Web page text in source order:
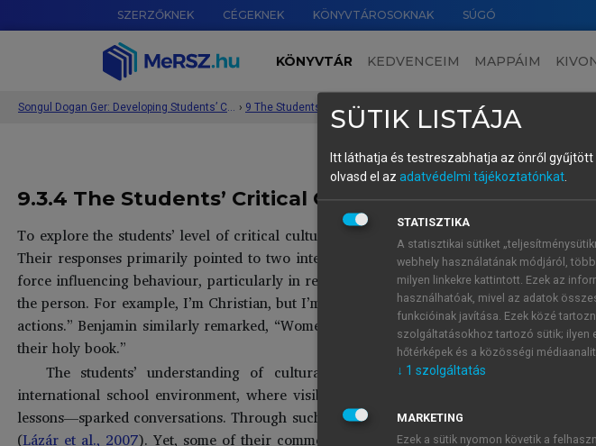
SZERZŐKNEK CÉGEKNEK KÖNYVTÁROSOKNAK SÚGÓ
KÖNYVTÁR KEDVENCEIM MAPPÁIM
Songul Dogan Ger: Developing Students’ Cultural Diversity Awareness and Intercultural Communicative Competence in English Classes › 9 The Students’ Views About the Development of their Cultural Diversity Awareness and Intercultural Communicative Competence – Data Source 5: Interviews with the Students › 9.3 Findings 9.3.4
9.3.4 The Students’ Critical Cultural Awareness/
To explore the students’ level of critical cultural awareness, I asked what they thought
Their responses primarily pointed to two interrelated factors: religion and history.
force influencing behaviour, particularly in relation to gender norms. Pierre explained,
the person. For example, I’m Christian, but I’m not very religious. Some Muslims are
actions.” Benjamin similarly remarked, “Women cannot get close to men because of
their holy book.”
The students’ understanding of cultural variation through religion often
international school environment, where visible markers of religion—such as dietary
lessons—sparked conversations. Through such encounters, they came to identify values
(Lázár et al., 2007). Yet, some of their comments revealed generalisations, as when
SÜTIK LISTÁJA
Itt láthatja és testreszabhatja az önről
olvasd el az adatvédelmi tájékoztatónkat.
STATISZTIKA
A statisztikai sütiket
webhely használatának módjáról,
milyen linkekre kattintott. Ezek az
használhatóak, mivel az adatok
funkcióinak javítása. Ezek közé
szolgáltatásokhoz tartozó sütik; ilyen
hőtérképek és a közösségi
↓ 1 szolgáltatás
MARKETING
Ezek a sütik nyomon követik a